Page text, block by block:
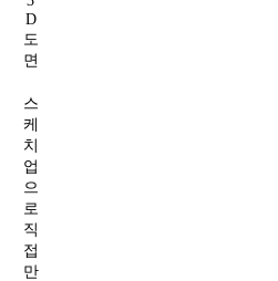
D
도
면
스
케
치
업
으
로
직
접
만